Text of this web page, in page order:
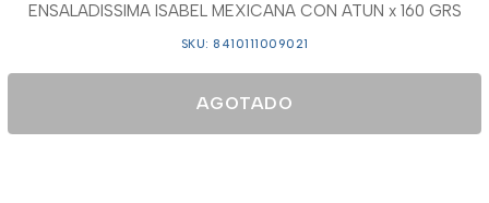
ENSALADISSIMA ISABEL MEXICANA CON ATUN x 160 GRS
SKU: 8410111009021
AGOTADO